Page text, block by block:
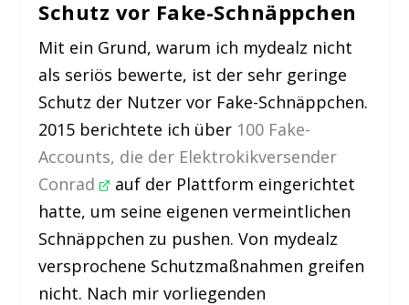
Schutz vor Fake-Schnäppchen
Mit ein Grund, warum ich mydealz nicht
als seriös bewerte, ist der sehr geringe
Schutz der Nutzer vor Fake-Schnäppchen.
2015 berichtete ich über 100 Fake-
Accounts, die der Elektrokikversender
Conrad
auf der Plattform eingerichtet
hatte, um seine eigenen vermeintlichen
Schnäppchen zu pushen. Von mydealz
versprochene Schutzmaßnahmen greifen
nicht. Nach mir vorliegenden